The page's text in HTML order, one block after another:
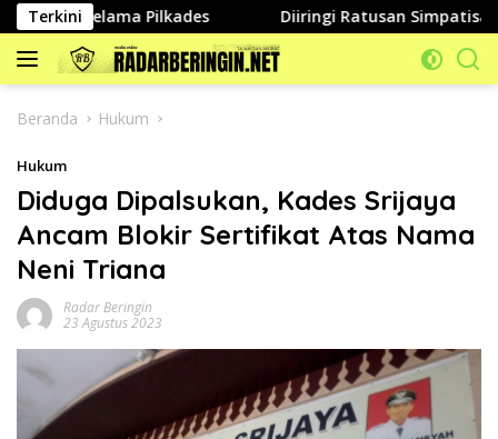
Langsung
ke
konten
Terkini
Selama Pilkades Diiringi Ratusan Simpatisan Dan
Beranda Hukum
Hukum
Diduga Dipalsukan, Kades Srijaya
Ancam Blokir Sertifikat Atas Nama
Neni Triana
Radar Beringin
23 Agustus 2023